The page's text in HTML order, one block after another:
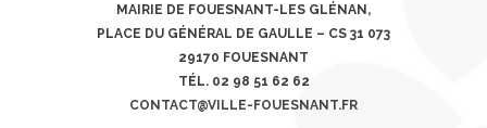
MAIRIE DE FOUESNANT-LES GLÉNAN,
PLACE DU GÉNÉRAL DE GAULLE – CS 31 073
29170 FOUESNANT
TÉL. 02 98 51 62 62
CONTACT@VILLE-FOUESNANT.FR